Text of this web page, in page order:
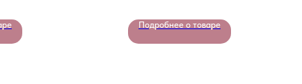
Подробнее о товаре